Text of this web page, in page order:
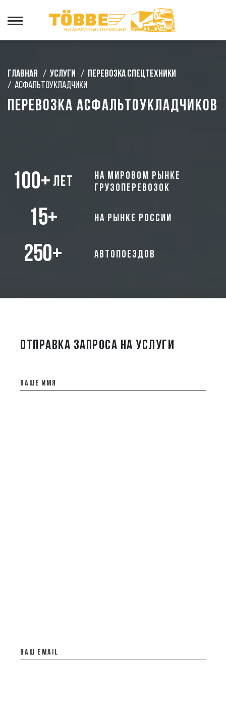
Главная / Услуги / Перевозка спецтехники
/ Асфальтоукладчики
Перевозка асфальтоукладчиков
100+ лет
на мировом рынке
грузоперевозок
15+ на рынке России
250+ автопоездов
ОТПРАВКА ЗАПРОСА НА УСЛУГИ